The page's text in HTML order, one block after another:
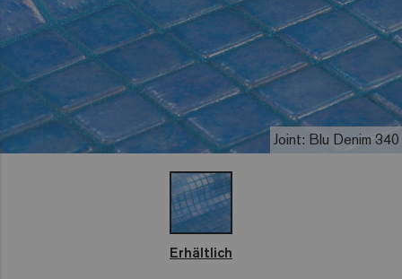
Joint: Blu Denim 340
Erhältlich